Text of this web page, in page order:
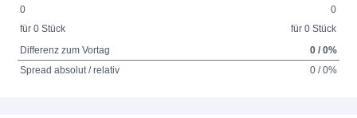
0
für 0 Stück
0
für 0 Stück
Differenz zum Vortag
0 / 0%
Spread absolut / relativ
0 / 0%